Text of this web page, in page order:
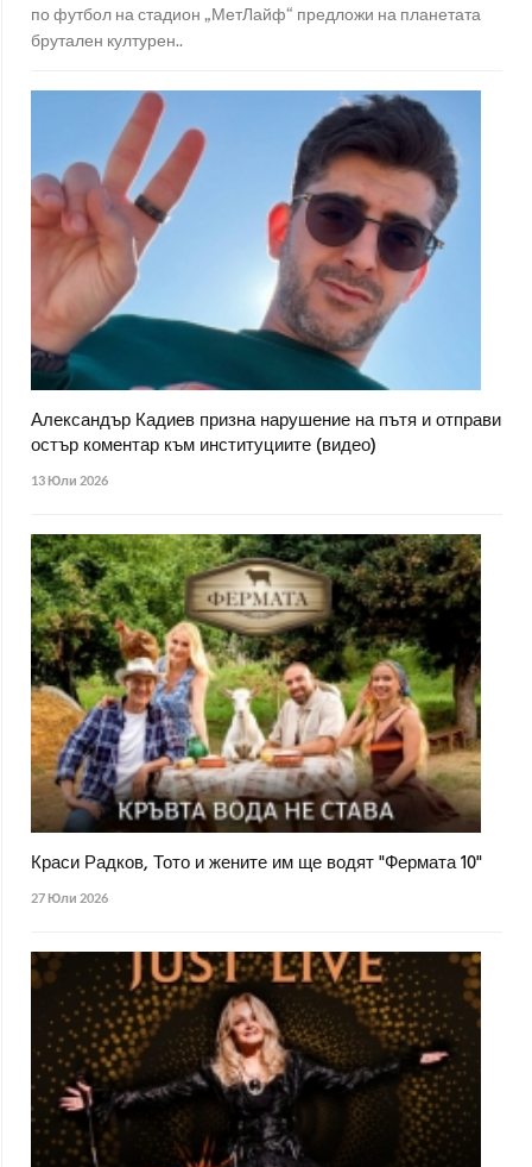
по футбол на стадион „МетЛайф“ предложи на планетата
брутален културен..
Александър Кадиев призна нарушение на пътя и отправи
остър коментар към институциите (видео)
13 Юли 2026
Краси Радков, Тото и жените им ще водят "Фермата 10"
27 Юли 2026